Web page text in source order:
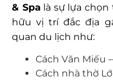
& Spa là sự lựa
hữu vị trí đắc địa
quan du lịch như:
Cách Văn Miếu
Cách nhà thờ